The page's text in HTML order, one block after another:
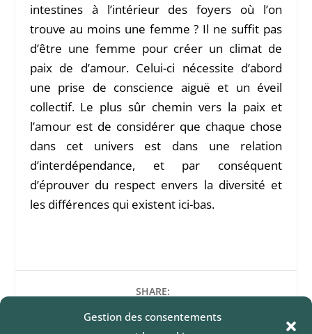
Gestion des consentements
intestines à l’intérieur des foyers où l’on
trouve au moins une femme ? Il ne suffit pas
d’être une femme pour créer un climat de
paix de d’amour. Celui-ci nécessite d’abord
une prise de conscience aiguë et un éveil
collectif. Le plus sûr chemin vers la paix et
l’amour est de considérer que chaque chose
dans cet univers est dans une relation
d’interdépendance, et par conséquent
d’éprouver du respect envers la diversité et
les différences qui existent ici-bas.
SHARE: